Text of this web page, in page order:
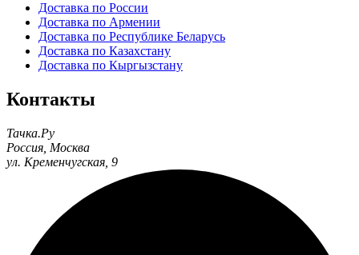
Доставка по России
Доставка по Армении
Доставка по Республике Беларусь
Доставка по Казахстану
Доставка по Кыргызстану
Контакты
Тачка.Ру
Россия Москва
ул. Кременчугская, 9